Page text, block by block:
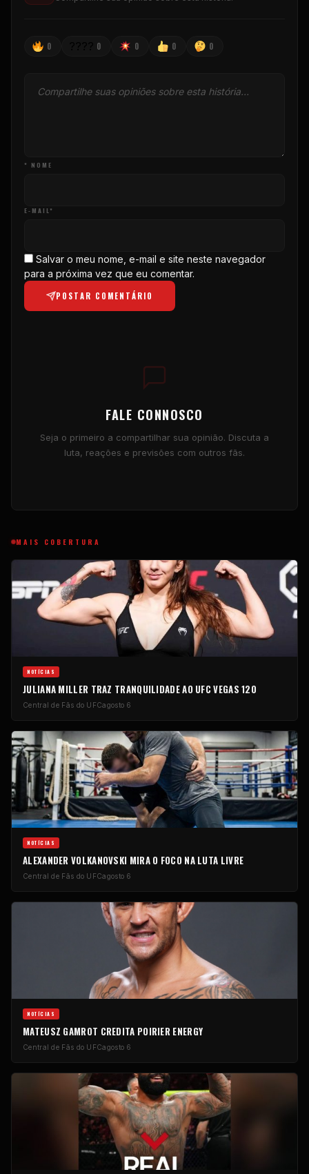
0 0 0 0 0
* NOME
E-MAIL*
Salvar o meu nome, e-mail e site neste navegador
para a próxima vez que eu comentar.
POSTAR COMENTÁRIO
FALE CONNOSCO
Seja o primeiro a compartilhar sua opinião. Discuta a
luta, reações e previsões com outros fãs.
MAIS COBERTURA
NOTÍCIAS
JULIANA MILLER TRAZ TRANQUILIDADE AO UFC VEGAS 120
Central de Fãs do UFCagosto 6
NOTÍCIAS
ALEXANDER VOLKANOVSKI MIRA O FOCO NA LUTA LIVRE
Central de Fãs do UFCagosto 6
NOTÍCIAS
MATEUSZ GAMROT CREDITA POIRIER ENERGY
Central de Fãs do UFCagosto 6